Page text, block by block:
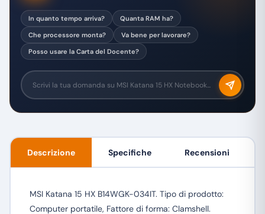
In quanto tempo arriva?
Quanta RAM ha?
Che processore monta?
Va bene per lavorare?
Posso usare la Carta del Docente?
Descrizione Specifiche Recensioni
MSI Katana 15 HX B14WGK-034IT. Tipo di prodotto:
Computer portatile, Fattore di forma: Clamshell.